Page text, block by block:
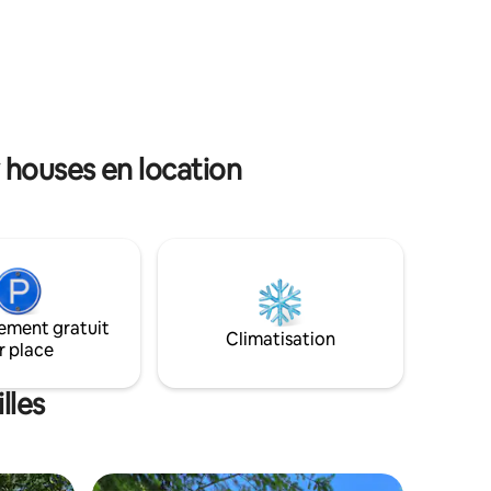
en location
gratuit
place
Climatisation